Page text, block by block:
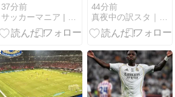
た❕」湘南ベル
マーレ 愛知県
出身 豊川高
2026-27シー
ズンに新加入
内定したと発
表‼「チームの
37分前
サッカーマニア | 2chまとめブログ
だ」ドジャー
スの8月失速
は“お決まり行
位置で不振の
声【海外の反
応】
44分前
真夜中の訳スタ｜MLB・欧州サッカー 海外の反応翻訳ブログ